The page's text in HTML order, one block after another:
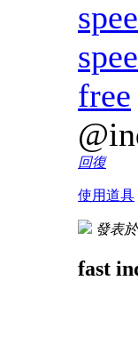
free
回復
使用道具
發表
fast